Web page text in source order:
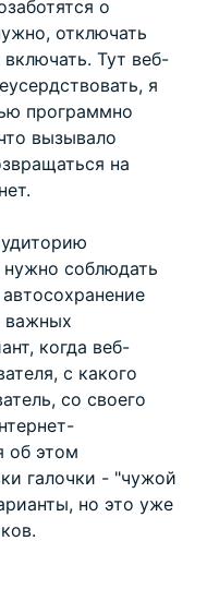
о
отключать
Тут веб-
я
программно
вызывало
на
нужно соблюдать
важных
когда веб-
с какого
со своего
об этом
галочки - "чужой
но это уже